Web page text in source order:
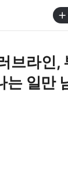
브라인,
는 일만